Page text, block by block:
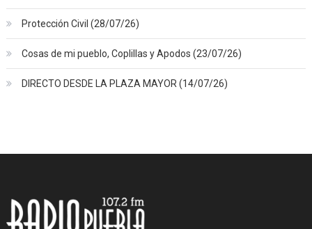
Protección Civil (28/07/26)
Cosas de mi pueblo, Coplillas y Apodos (23/07/26)
DIRECTO DESDE LA PLAZA MAYOR (14/07/26)